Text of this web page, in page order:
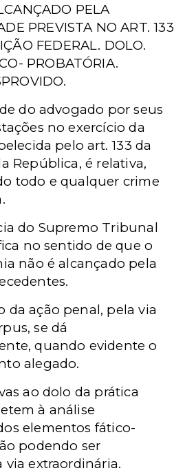
PELA
PREVISTA NO ART. 133
FEDERAL. DOLO.
PROBATÓRIA.
do advogado por seus
no exercício da
pelo art. 133 da
República, é relativa,
todo e qualquer crime
do Supremo Tribunal
no sentido de que o
não é alcançado pela
da ação penal, pela via
se dá
quando evidente o
alegado.
ao dolo da prática
à análise
elementos fático-
podendo ser
via extraordinária.